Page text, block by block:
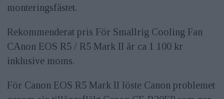
monteringsfästet.
Rekommenderat pris För Smallrig Cooling Fan
CAnon EOS R5 / R5 Mark II är ca 1 100 kr
inklusive moms.
För Canon EOS R5 Mark II löste Canon problemet